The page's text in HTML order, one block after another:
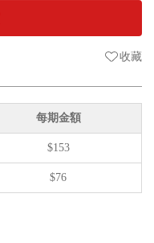
收藏
每期金額
$153
$76